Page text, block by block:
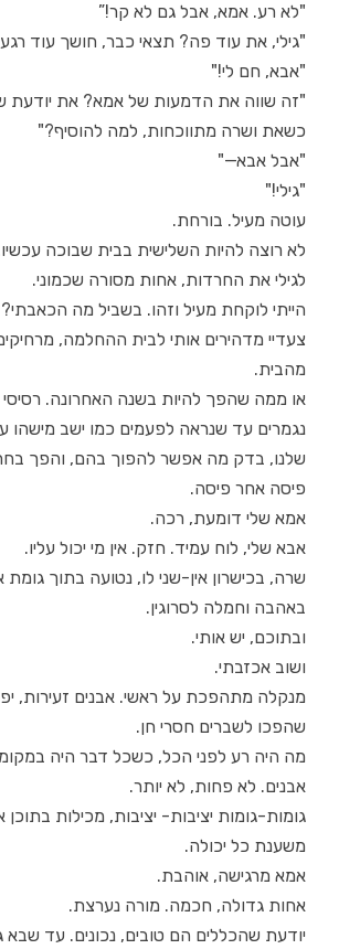
"לא רע. אמא, אבל גם לא קר!”
"גילי, את עוד פה? תצאי כבר, חושך עוד
"אבא, חם לי!"
"זה שווה את הדמעות של אמא? את
כשאת ושרה מתווכחות, למה להוסיף?"
"אבל אבא—"
"גילי!"
עוטה מעיל. בורחת.
לא רוצה להיות השלישית בבית שבוכה
לגילי את החרדות, אחות מסורה שכמוני.
הייתי לוקחת מעיל וזהו. בשביל מה הכאבתי?
צעדיי מדהירים אותי לבית ההחלמה,
מהבית.
או ממה שהפך להיות בשנה האחרונה.
נגמרים עד שנראה לפעמים כמו ישב מישהו
שלנו, בדק מה אפשר להפוך בהם, והפך
פיסה אחר פיסה.
אמא שלי דומעת, רכה.
אבא שלי, לוח עמיד. חזק. אין מי יכול עליו.
שרה, בכישרון אין-שני לו, נטועה בתוך
באהבה וחמלה לסרוגין.
ובתוכם, יש אותי.
ושוב אכזבתי.
מנקלה מתהפכת על ראשי. אבנים זעירות,
שהפכו לשברים חסרי חן.
מה היה רע לפני הכל, כשכל דבר היה
אבנים. לא פחות, לא יותר.
גומות-גומות יציבות- יציבות, מכילות
משענת כל יכולה.
אמא מרגישה, אוהבת.
אחות גדולה, חכמה. מורה נערצת.
יודעת שהכללים הם טובים, נכונים. עד שבא